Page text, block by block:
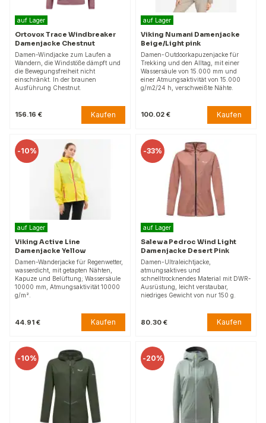
auf Lager
Ortovox Trace Windbreaker
Damenjacke Chestnut
Damen-Windjacke zum Laufen a
Wandern, die Windstöße dämpft und
die Bewegungsfreiheit nicht
einschränkt. In der braunen
Ausführung Chestnut.
156.16 € Kaufen
auf Lager
Viking Numani Damenjacke
Beige/Light pink
Damen-Outdoorkapuzenjacke für
Trekking und den Alltag, mit einer
Wassersäule von 15.000 mm und
einer Atmungsaktivität von 15.000
g/m2/24 h, verschweißte Nähte.
100.02 € Kaufen
-10%
auf Lager
Viking Active Line
Damenjacke Yellow
Damen-Wanderjacke für Regenwetter,
wasserdicht, mit getapten Nähten,
Kapuze und Belüftung; Wassersäule
10000 mm, Atmungsaktivität 10000
g/m².
44.91 € Kaufen
-33%
auf Lager
Salewa Pedroc Wind Light
Damenjacke Desert Pink
Damen-Ultraleichtjacke,
atmungsaktives und
schnelltrocknendes Material mit DWR-
Ausrüstung, leicht verstaubar,
niedriges Gewicht von nur 150 g.
80.30 € Kaufen
-10% -20%